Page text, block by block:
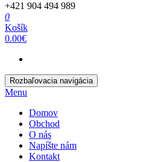
+421 904 494 989
0
Košík
0.00€
Rozbaľovacia navigácia
Menu
Domov
Obchod
O nás
Napíšte nám
Kontakt